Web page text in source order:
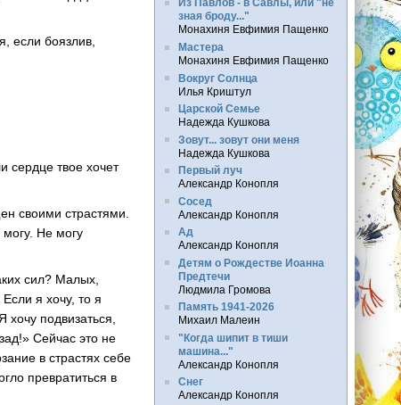
если боязлив,
сердце твое хочет
своими страстями.
могу. Не могу
сил? Малых,
я хочу, то я
подвизаться,
Сейчас это не
в страстях себе
превратиться в
Из Павлов - в Савлы, или "не
зная броду..."
Монахиня Евфимия Пащенко
Мастера
Монахиня Евфимия Пащенко
Вокруг Солнца
Илья Криштул
Царской Семье
Надежда Кушкова
Зовут... зовут они меня
Надежда Кушкова
Первый луч
Александр Конопля
Сосед
Александр Конопля
Ад
Александр Конопля
Детям о Рождестве Иоанна
Предтечи
Людмила Громова
Память 1941-2026
Михаил Малеин
"Когда шипит в тиши
машина..."
Александр Конопля
Снег
Александр Конопля